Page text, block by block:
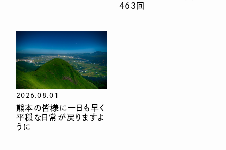
463回
2026.08.01
熊本の皆様に一日も早く
平穏な日常が戻りますよ
うに